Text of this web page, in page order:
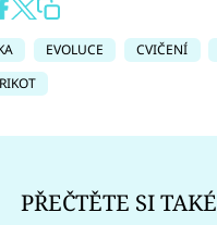
EVOLUCE CVIČENÍ
PŘEČTĚTE SI TAKÉ